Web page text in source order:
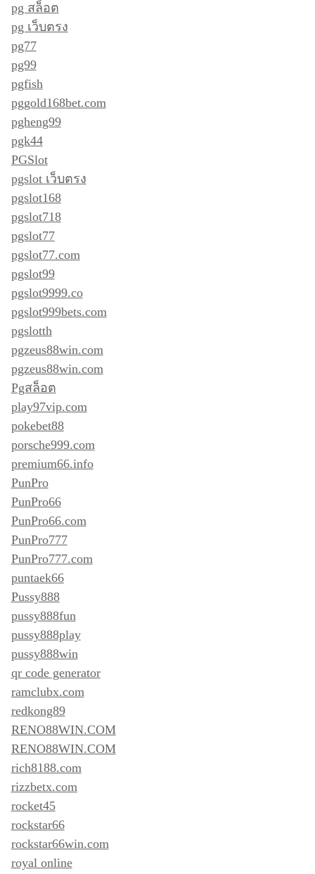
pg สล็อต
pg เว็บตรง
pg77
pg99
pgfish
pggold168bet.com
pgheng99
pgk44
PGSlot
pgslot เว็บตรง
pgslot168
pgslot718
pgslot77
pgslot77.com
pgslot99
pgslot9999.co
pgslot999bets.com
pgslotth
pgzeus88win.com
pgzeus88win.com
Pgสล็อต
play97vip.com
pokebet88
porsche999.com
premium66.info
PunPro
PunPro66
PunPro66.com
PunPro777
PunPro777.com
puntaek66
Pussy888
pussy888fun
pussy888play
pussy888win
qr code generator
ramclubx.com
redkong89
RENO88WIN.COM
RENO88WIN.COM
rich8188.com
rizzbetx.com
rocket45
rockstar66
rockstar66win.com
royal online